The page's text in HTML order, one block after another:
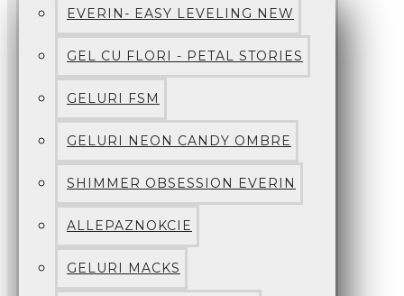
EVERIN- EASY LEVELING NEW
GEL CU FLORI - PETAL STORIES
GELURI FSM
GELURI NEON CANDY OMBRE
SHIMMER OBSESSION EVERIN
ALLEPAZNOKCIE
GELURI MACKS